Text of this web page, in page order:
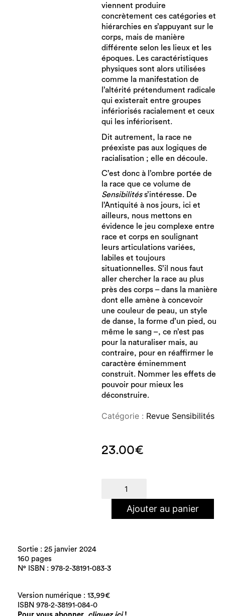
viennent produire
concrètement ces catégories et
hiérarchies en s’appuyant sur le
corps, mais de manière
différente selon les lieux et les
époques. Les caractéristiques
physiques sont alors utilisées
comme la manifestation de
l’altérité prétendument radicale
qui existerait entre groupes
infériorisés racialement et ceux
qui les infériorisent.
Dit autrement, la race ne
préexiste pas aux logiques de
racialisation ; elle en découle.
C’est donc à l’ombre portée de
la race que ce volume de
Sensibilitéss’intéresse. De
l’Antiquité à nos jours, ici et
ailleurs, nous mettons en
évidence le jeu complexe entre
race et corps en soulignant
leurs articulations variées,
labiles et toujours
situationnelles. S’il nous faut
aller chercher la race au plus
près des corps – dans la manière
dont elle amène à concevoir
une couleur de peau, un style
de danse, la forme d’un pied, ou
même le sang –, ce n’est pas
pour la naturaliser mais, au
contraire, pour en réaffirmer le
caractère éminemment
construit. Nommer les effets de
pouvoir pour mieux les
déconstruire.
Catégorie : Revue Sensibilités
23.00€
Race,
l'ombre
portée
Ajouter au panier
Sortie : 25 janvier 2024
160 pages
N° ISBN : 978-2-38191-083-3
Version numérique : 13,99€
ISBN 978-2-38191-084-0